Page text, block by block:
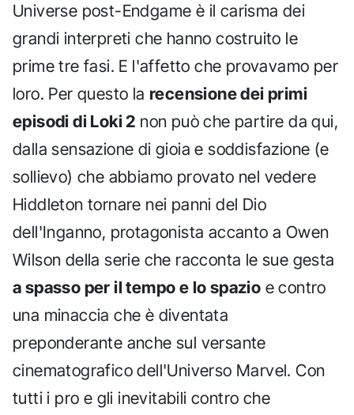
Universe post-Endgame è il carisma dei
grandi interpreti che hanno costruito le
prime tre fasi. E l'affetto che provavamo per
loro. Per questo la recensione dei primi
episodi di Loki 2 non può che partire da qui,
dalla sensazione di gioia e soddisfazione (e
sollievo) che abbiamo provato nel vedere
Hiddleton tornare nei panni del Dio
dell'Inganno, protagonista accanto a Owen
Wilson della serie che racconta le sue gesta
a spasso per il tempo e lo spazio e contro
una minaccia che è diventata
preponderante anche sul versante
cinematografico dell'Universo Marvel. Con
tutti i pro e gli inevitabili contro che